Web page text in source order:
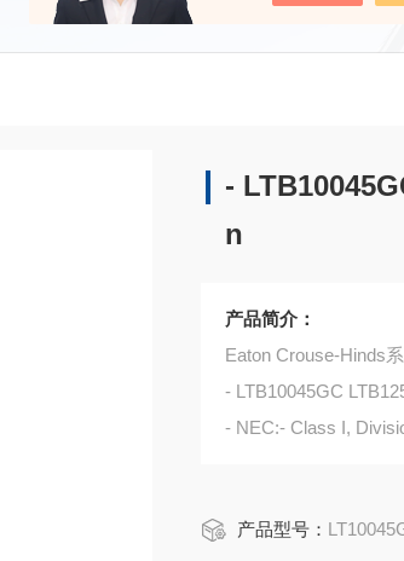
当前位置：
-
n
产品简介：
Eaton Crouse-Hinds
- LTB10045GC
- NEC:- Class I,
产品型号：